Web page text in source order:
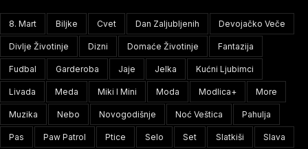
8. Mart Biljke Cvet Dan Zaljubljenih Devojačko Veče
Divlje Životinje Dizni Domaće Životinje Fantazija
Fudbal Garderoba Jaje Jelka Kućni Ljubimci
Livada Meda Miki I Mini Moda Modlica+ More
Muzika Nebo Novogodišnje Noć Veštica Pahulja
Pas Paw Patrol Ptice Selo Set Slatkiši Slava